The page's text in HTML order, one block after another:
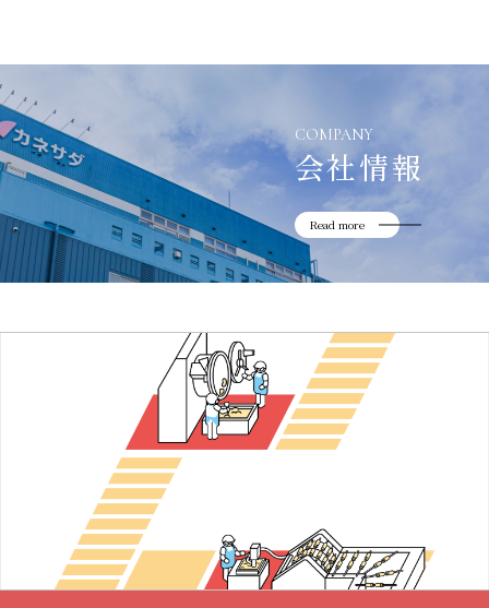
COMPANY
会社情報
Read more